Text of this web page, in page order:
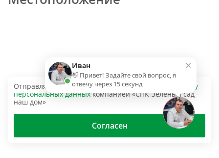
Отправляя эту форму, вы даёте согласие на
обработку
персональных данныхкомпанией «СПК-Зеленый сад -
наш дом»
Согласен
×
Иван
👋 Привет! Задайте свой вопрос, я
отвечу через 15 секунд